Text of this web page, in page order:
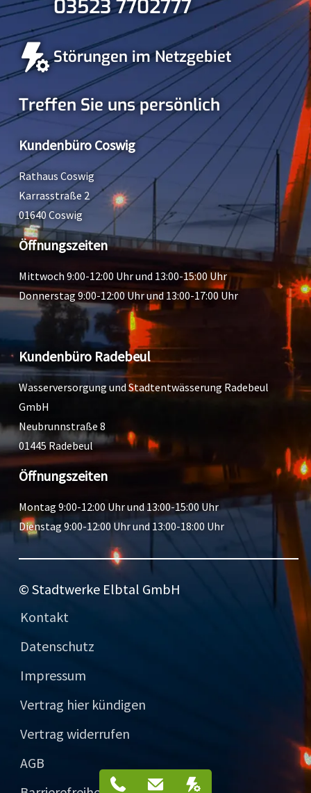
03523 7702777
Störungen im Netzgebiet
Treffen Sie uns persönlich
Kundenbüro Coswig
Rathaus Coswig
Karrasstraße 2
01640 Coswig
Öffnungszeiten
Mittwoch 9:00-12:00 Uhr und 13:00-15:00 Uhr
Donnerstag 9:00-12:00 Uhr und 13:00-17:00 Uhr
Kundenbüro Radebeul
Wasserversorgung und Stadtentwässerung Radebeul
GmbH
Neubrunnstraße 8
01445 Radebeul
Öffnungszeiten
Montag 9:00-12:00 Uhr und 13:00-15:00 Uhr
Dienstag 9:00-12:00 Uhr und 13:00-18:00 Uhr
© Stadtwerke Elbtal GmbH
Kontakt
Datenschutz
Impressum
Vertrag hier kündigen
Vertrag widerrufen
AGB
Service-Telefon
Mail Störungen